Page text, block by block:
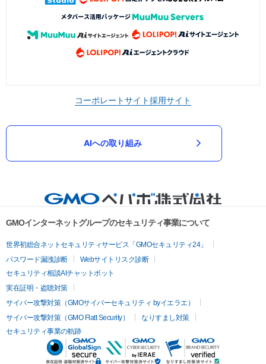
コーポレートサイト採用サイト
AIへの取り組み
GMOインターネットグループのセキュリティ事業について
世界初総合ネットセキュリティサービス「GMOセキュリティ24」
パスワード漏洩診断
Webサイトリスク診断
セキュリティ相談AIチャットボット
実在証明・盗聴対策
サイバー攻撃対策（GMOサイバーセキュリティ byイエラエ）
サイバー攻撃対策（GMO Flatt Security）
なりすまし対策
セキュリティ事業の軌跡